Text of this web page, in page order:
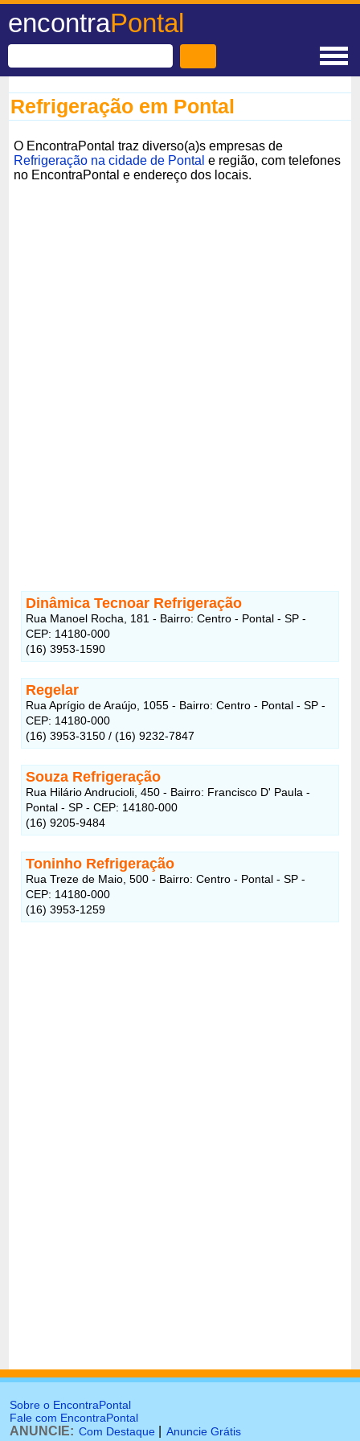
encontraPontal
Refrigeração em Pontal
O EncontraPontal traz diverso(a)s empresas de
Refrigeração na cidade de Pontal e região, com telefones
no EncontraPontal e endereço dos locais.
Dinâmica Tecnoar Refrigeração
Rua Manoel Rocha, 181 - Bairro: Centro - Pontal - SP -
CEP: 14180-000
(16) 3953-1590
Regelar
Rua Aprígio de Araújo, 1055 - Bairro: Centro - Pontal - SP -
CEP: 14180-000
(16) 3953-3150 / (16) 9232-7847
Souza Refrigeração
Rua Hilário Andrucioli, 450 - Bairro: Francisco D' Paula -
Pontal - SP - CEP: 14180-000
(16) 9205-9484
Toninho Refrigeração
Rua Treze de Maio, 500 - Bairro: Centro - Pontal - SP -
CEP: 14180-000
(16) 3953-1259
Sobre o EncontraPontal
Fale com EncontraPontal
ANUNCIE: Com Destaque Anuncie Grátis